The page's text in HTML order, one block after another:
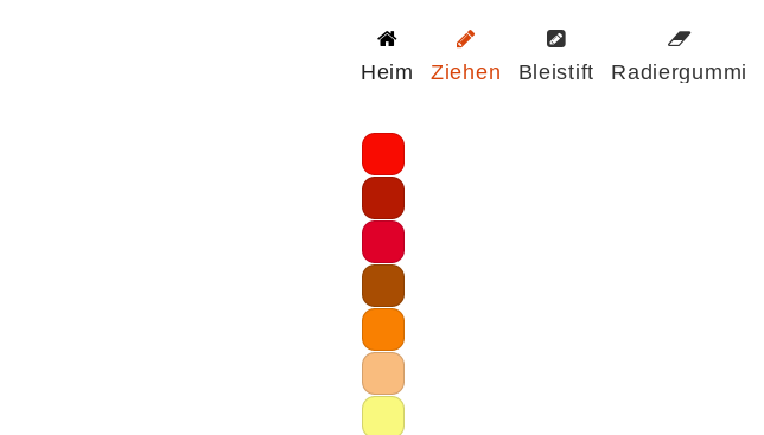
Heim Ziehen Bleistift Radiergummi